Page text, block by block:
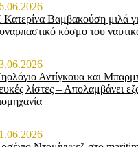
Βαμβακούση μιλά
κόσμο του
Αντίγκουα και
λίστες – Απολαμβάνει